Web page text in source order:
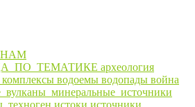
археология
водоемы водопады война
истоки источники